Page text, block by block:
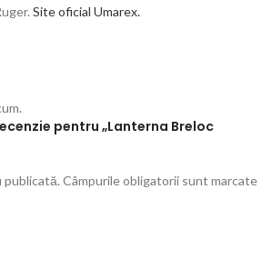
Site oficial Umarex.
pentru „Lanterna Breloc
publicată. Câmpurile obligatorii sunt marcate